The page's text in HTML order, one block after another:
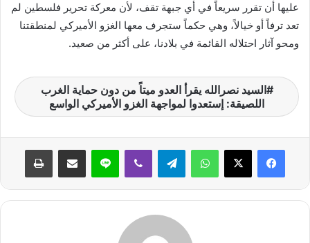
عليها أن تقرر سريعاً في أي جبهة تقف، لأن معركة تحرير فلسطين لم
تعد ترفاً أو خيالاً، وهي حكماً ستجرف معها الغزو الأميركي لمنطقتنا
ومحو آثار احتلاله القائمة في بلادنا، على أكثر من صعيد.
السيد نصرالله يقرأ العدو ميتاً من دون حماية الغرب
اللصيقة: إستعدوا لمواجهة الغزو الأميركي الواسع
واتساب لاين